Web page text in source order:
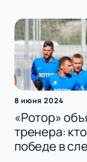
8 июня 2024
«Ротор»
тренера:
победе в